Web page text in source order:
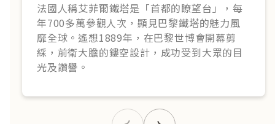
法國人稱艾菲爾鐵塔是「首都的瞭望台」，每
年700多萬參觀人次，顯見巴黎鐵塔的魅力風
靡全球。遙想1889年，在巴黎世博會開幕剪
綵，前衛大膽的鏤空設計，成功受到大眾的目
光及讚譽。